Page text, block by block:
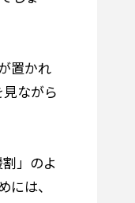
置かれ
ながら
」のよ
は、